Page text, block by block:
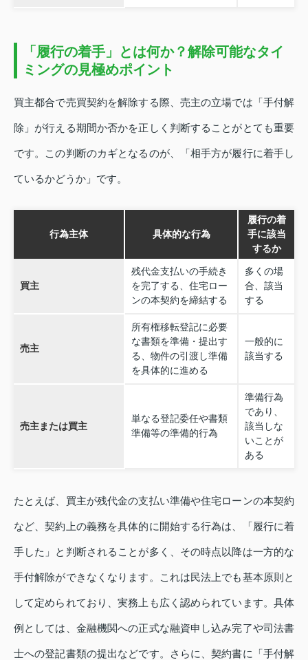
「履行の着手」とは何か？解除可能なタイ
ミングの見極めポイント
買主都合で売買契約を解除する際、売主の立場では「手付解
除」が行える期間か否かを正しく判断することがとても重要
です。この判断のカギとなるのが、「相手方が履行に着手し
ているかどうか」です。
行為主体 具体的な行為
履行の着
手に該当
するか
買主
残代金支払いの手続き
を完了する、住宅ロー
ンの本契約を締結する
多くの場
合、該当
する
売主
所有権移転登記に必要
な書類を準備・提出す
る、物件の引渡し準備
を具体的に進める
一般的に
該当する
売主または買主
単なる登記委任や書類
準備等の準備的行為
準備行為
であり、
該当しな
いことが
ある
たとえば、買主が残代金の支払い準備や住宅ローンの本契約
など、契約上の義務を具体的に開始する行為は、「履行に着
手した」と判断されることが多く、その時点以降は一方的な
手付解除ができなくなります。これは民法上でも基本原則と
して定められており、実務上も広く認められています。具体
例としては、金融機関への正式な融資申し込み完了や司法書
士への登記書類の提出などです。さらに、契約書に「手付解